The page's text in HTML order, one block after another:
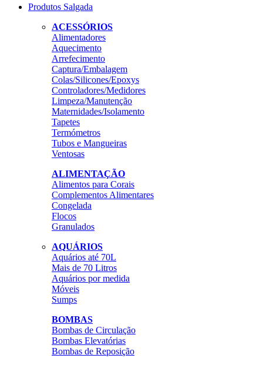
Produtos Salgada
ACESSÓRIOS
Alimentadores
Aquecimento
Arrefecimento
Captura/Embalagem
Colas/Silicones/Epoxys
Controladores/Medidores
Limpeza/Manutenção
Maternidades/Isolamento
Tapetes
Termómetros
Tubos e Mangueiras
Ventosas
ALIMENTAÇÃO
Alimentos para Corais
Complementos Alimentares
Congelada
Flocos
Granulados
AQUÁRIOS
Aquários até 70L
Mais de 70 Litros
Aquários por medida
Móveis
Sumps
BOMBAS
Bombas de Circulação
Bombas Elevatórias
Bombas de Reposição